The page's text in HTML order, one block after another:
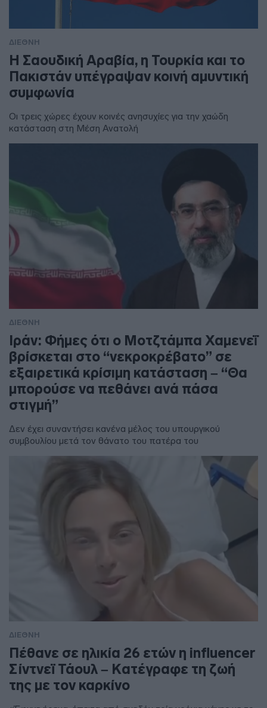
ΔΙΕΘΝΗ
Η Σαουδική Αραβία, η Τουρκία και το
Πακιστάν υπέγραψαν κοινή αμυντική
συμφωνία
Οι τρεις χώρες έχουν κοινές ανησυχίες για την χαώδη
κατάσταση στη Μέση Ανατολή
ΔΙΕΘΝΗ
Ιράν: Φήμες ότι ο Μοτζτάμπα Χαμενεΐ
βρίσκεται στο “νεκροκρέβατο” σε
εξαιρετικά κρίσιμη κατάσταση – “Θα
μπορούσε να πεθάνει ανά πάσα
στιγμή”
Δεν έχει συναντήσει κανένα μέλος του υπουργικού
συμβουλίου μετά τον θάνατο του πατέρα του
ΔΙΕΘΝΗ
Πέθανε σε ηλικία 26 ετών η influencer
Σίντνεϊ Τάουλ – Kατέγραφε τη ζωή
της με τον καρκίνο